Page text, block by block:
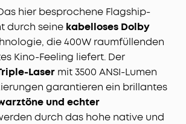
von jedem Platz:Dank FlexWave™
du deinen Sweet Spot einfach
sitzt – für optimalen Raumklang
Soundqualität.
One Heimkino: 4K-Projektor,
Soundsystem und Dual-Mikrofone
Mit Rollen und Teleskopgriff
Kino einfach überallhin mit.
hier besprochene Flagship-
durch seine kabelloses Dolby
die 400W raumfüllenden
Kino-Feeling liefert. Der
Laser mit 3500 ANSI-Lumen
garantieren ein brillantes
und echter
durch das hohe native und